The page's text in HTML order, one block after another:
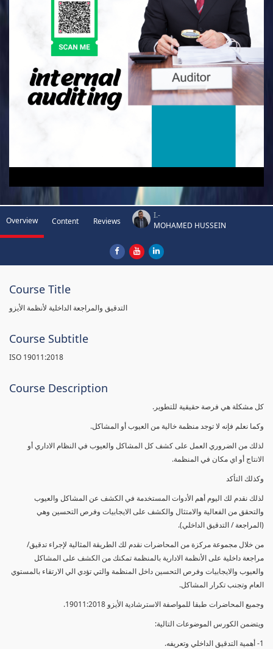
Overview Content Reviews
I.-
MOHAMED HUSSEIN
Course Title
التدقيق والمراجعة الداخلية لأنظمة الأيزو
Course Subtitle
ISO 19011:2018
Course Description
كل مشكلة هي فرصة حقيقية للتطوير.
وكما نعلم فإنه لا توجد منظمة خالية من العيوب أو المشاكل.
لذلك من الضروري العمل على كشف كل المشاكل والعيوب في النظام الاداري أو
الانتاج أو اي مكان في المنظمة.
وكذلك التأكد
لذلك نقدم لك اليوم أهم الأدوات المستخدمة في الكشف عن المشاكل والعيوب
والتحقق من الفعالية والامتثال والكشف على الايجابيات وفرص التحسين وهي
(المراجعة / التدقيق الداخلي).
من خلال مجموعة مركزة من المحاضرات نقدم لك الطريقة المثالية لإجراء تدقيق/
مراجعة داخلية على الأنظمة الادارية بالمنظمة تمكنك من الكشف على المشاكل
والعيوب والايجابيات وفرص التحسين داخل المنظمة والتي تؤدي الي الارتقاء بالمستوي
العام وتجنب تكرار المشاكل.
وجميع المحاضرات طبقا للمواصفة الاسترشادية الأيزو 19011:2018.
ويتضمن الكورس الموضوعات التالية:
1- أهمية التدقيق الداخلي وتعريفه.